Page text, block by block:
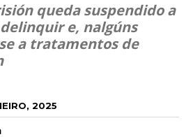
queda suspendido a
e, nalgúns
a tratamentos de
2025